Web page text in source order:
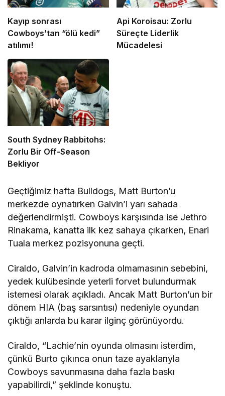
Kayıp sonrası
Cowboys’tan “ölü kedi”
atılımı!
Api Koroisau: Zorlu
Süreçte Liderlik
Mücadelesi
South Sydney Rabbitohs:
Zorlu Bir Off-Season
Bekliyor
Geçtiğimiz hafta Bulldogs, Matt Burton’u
merkezde oynatırken Galvin’i yarı sahada
değerlendirmişti. Cowboys karşısında ise Jethro
Rinakama, kanatta ilk kez sahaya çıkarken, Enari
Tuala merkez pozisyonuna geçti.
Ciraldo, Galvin’in kadroda olmamasının sebebini,
yedek kulübesinde yeterli forvet bulundurmak
istemesi olarak açıkladı. Ancak Matt Burton’un bir
dönem HIA (baş sarsıntısı) nedeniyle oyundan
çıktığı anlarda bu karar ilginç görünüyordu.
Ciraldo, “Lachie’nin oyunda olmasını isterdim,
çünkü Burto çıkınca onun taze ayaklarıyla
Cowboys savunmasına daha fazla baskı
yapabilirdi,” şeklinde konuştu.